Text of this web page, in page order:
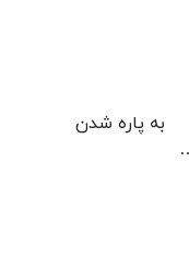
به پاره شدن